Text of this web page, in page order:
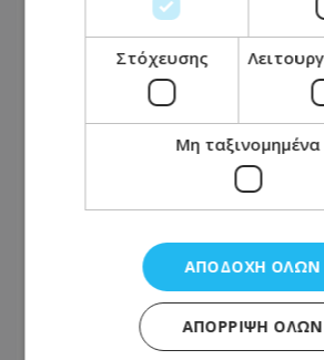
Kαύσωνας: Ένας καθηγητής δίνει
να μην εξαντληθούμε από τη
Ντόναλντ Τραμπ: Προσφεύγει
Δικαστήριο κατά της απόφασης
απαγορεύει να κατασκευάσει
07.08.2026 - 22:48
ΔΗΣΥ: Αυτή αναλαμβάνει Ειδική
Στόχευσης
Μη ταξινομημένα
ΑΠΟΔΟΧΉ ΌΛΩΝ
ΑΠΌΡΡΙΨΗ ΌΛΩΝ